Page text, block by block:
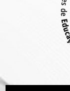
APEVT
Associação Nacional